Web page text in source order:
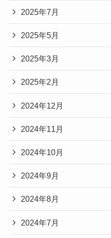
2025年7月
2025年5月
2025年3月
2025年2月
2024年12月
2024年11月
2024年10月
2024年9月
2024年8月
2024年7月